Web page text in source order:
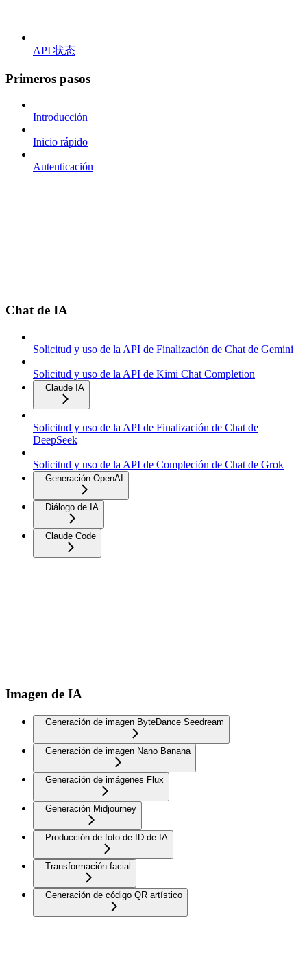
API 状态
Primeros pasos
Introducción
Inicio rápido
Autenticación
Chat de IA
Solicitud y uso de la API de Finalización de Chat de Gemini
Solicitud y uso de la API de Kimi Chat Completion
Claude IA
Solicitud y uso de la API de Finalización de Chat de
DeepSeek
Solicitud y uso de la API de Compleción de Chat de Grok
Generación OpenAI
Diálogo de IA
Claude Code
Imagen de IA
Generación de imagen ByteDance Seedream
Generación de imagen Nano Banana
Generación de imágenes Flux
Generación Midjourney
Producción de foto de ID de IA
Transformación facial
Generación de código QR artístico